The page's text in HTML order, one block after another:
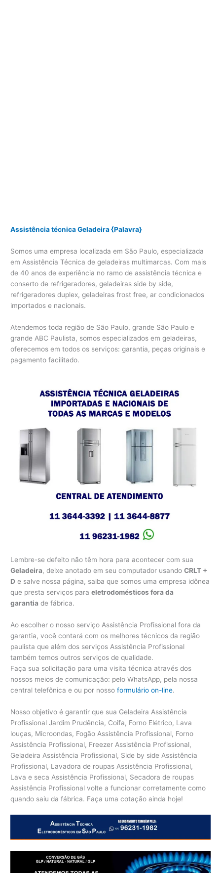
Assistência técnica Geladeira {Palavra}
Somos uma empresa localizada em São Paulo, especializada
em Assistência Técnica de geladeiras multimarcas. Com mais
de 40 anos de experiência no ramo de assistência técnica e
conserto de refrigeradores, geladeiras side by side,
refrigeradores duplex, geladeiras frost free, ar condicionados
importados e nacionais.
Atendemos toda região de São Paulo, grande São Paulo e
grande ABC Paulista, somos especializados em geladeiras,
oferecemos em todos os serviços: garantia, peças originais e
pagamento facilitado.
Lembre-se defeito não têm hora para acontecer com sua
Geladeira, deixe anotado em seu computador usandoCRLT +
D e salve nossa página, saiba que somos uma empresa idônea
que presta serviços paraeletrodomésticos fora da
garantia de fábrica.
Ao escolher o nosso serviço Assistência Profissional fora da
garantia, você contará com os melhores técnicos da região
paulista que além dos serviços Assistência Profissional
também temos outros serviços de qualidade.
Faça sua solicitação para uma visita técnica através dos
nossos meios de comunicação: pelo WhatsApp, pela nossa
central telefônica e ou por nossoformulário on-line.
Nosso objetivo é garantir que sua Geladeira Assistência
Profissional Jardim Prudência, Coifa, Forno Elétrico, Lava
louças, Microondas, Fogão Assistência Profissional, Forno
Assistência Profissional, Freezer Assistência Profissional,
Geladeira Assistência Profissional, Side by side Assistência
Profissional, Lavadora de roupas Assistência Profissional,
Lava e seca Assistência Profissional, Secadora de roupas
Assistência Profissional volte a funcionar corretamente como
quando saiu da fábrica. Faça uma cotação ainda hoje!